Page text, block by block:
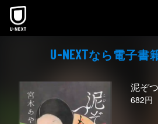
本文へスキップ
U-NEXTなら電⼦書
泥ぞ
682円